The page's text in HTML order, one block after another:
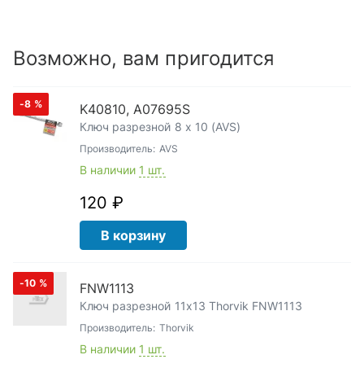
Возможно, вам пригодится
-8 % K40810, A07695S
Ключ разрезной 8 х 10 (AVS)
Производитель: AVS
В наличии 1 шт.
120 ₽
В корзину
-10 % FNW1113
Ключ разрезной 11х13 Thorvik FNW1113
Производитель: Thorvik
В наличии 1 шт.